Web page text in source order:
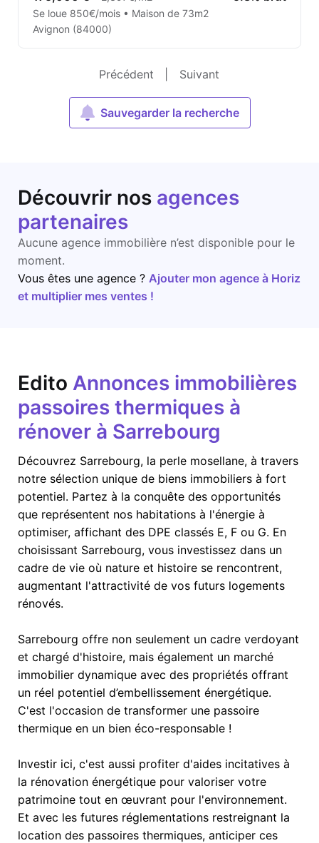
Se loue 850€/mois • Maison de 73m2
Avignon (84000)
Précédent Suivant
Sauvegarder la recherche
Découvrir nos agences
partenaires
Aucune agence immobilière n’est disponible pour le
moment.
Vous êtes une agence ? Ajouter mon agence à Horiz
et multiplier mes ventes !
Edito Annonces immobilières
passoires thermiques à
rénover à Sarrebourg
Découvrez Sarrebourg, la perle mosellane, à travers
notre sélection unique de biens immobiliers à fort
potentiel. Partez à la conquête des opportunités
que représentent nos habitations à l'énergie à
optimiser, affichant des DPE classés E, F ou G. En
choisissant Sarrebourg, vous investissez dans un
cadre de vie où nature et histoire se rencontrent,
augmentant l'attractivité de vos futurs logements
rénovés.
Sarrebourg offre non seulement un cadre verdoyant
et chargé d'histoire, mais également un marché
immobilier dynamique avec des propriétés offrant
un réel potentiel d’embellissement énergétique.
C'est l'occasion de transformer une passoire
thermique en un bien éco-responsable !
Investir ici, c'est aussi profiter d'aides incitatives à
la rénovation énergétique pour valoriser votre
patrimoine tout en œuvrant pour l'environnement.
Et avec les futures réglementations restreignant la
location des passoires thermiques, anticiper ces